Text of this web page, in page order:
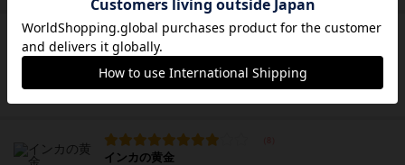
ヘックメック
2～7人 20分前後 8歳～ 2005年
インカの黄金